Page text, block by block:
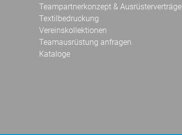
Teampartnerkonzept & Ausrüsterverträge
Textilbedruckung
Vereinskollektionen
Teamausrüstung anfragen
Kataloge